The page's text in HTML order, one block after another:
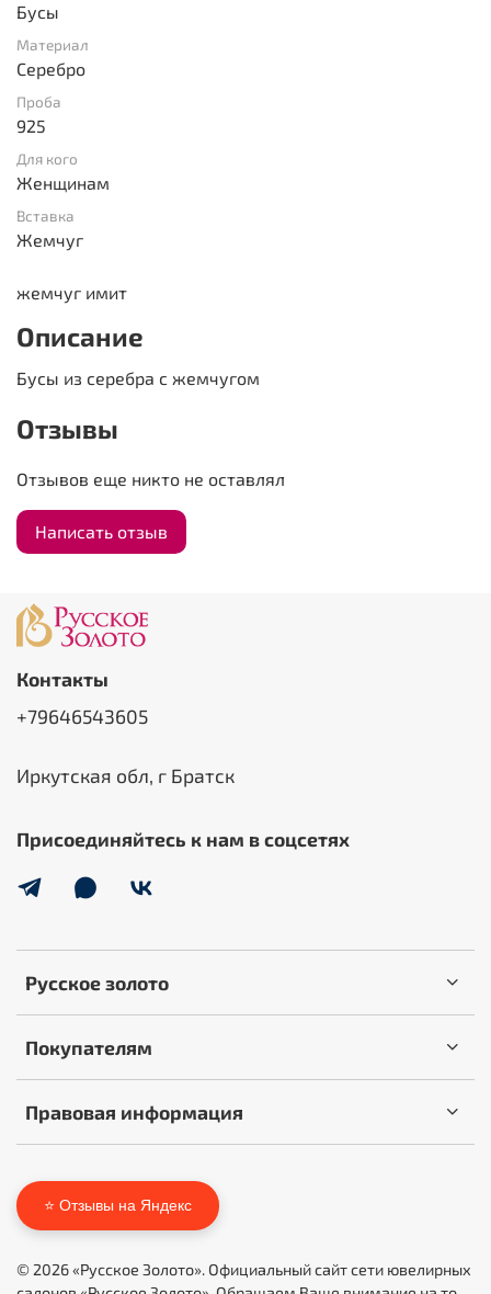
Бусы
Материал
Серебро
Проба
925
Для кого
Женщинам
Вставка
Жемчуг
жемчуг имит
Описание
Бусы из серебра с жемчугом
Отзывы
Отзывов еще никто не оставлял
Написать отзыв
Русское золото
Покупателям
Правовая информация
Контакты
+79646543605
Иркутская обл, г Братск
Присоединяйтесь к нам в соцсетях
⭐ Отзывы на Яндекс
© 2026 «Русское Золото». Официальный сайт сети ювелирных